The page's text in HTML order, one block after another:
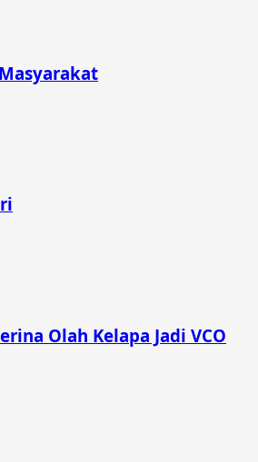
Olah Kelapa Jadi VCO